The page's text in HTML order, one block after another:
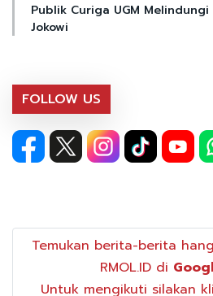
Publik Curiga UGM
Jokowi
FOLLOW US
Temukan berita-berita
RMOL.ID di
Untuk mengikuti silakan